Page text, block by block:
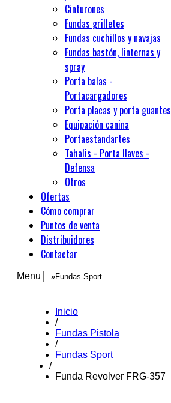
Cinturones
Fundas grilletes
Fundas cuchillos y navajas
Fundas bastón, linternas y
spray
Porta balas -
Portacargadores
Porta placas y porta guantes
Equipación canina
Portaestandartes
Tahalis - Porta llaves -
Defensa
Otros
Ofertas
Cómo comprar
Puntos de venta
Distribuidores
Contactar
Menu
Inicio
/
Fundas Pistola
/
Fundas Sport
/
Funda Revolver FRG-357